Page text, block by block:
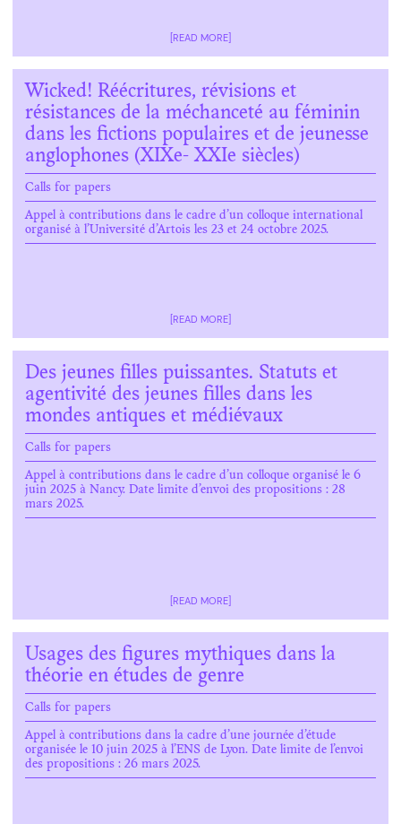
[READ MORE]
Wicked! Réécritures, révisions et
résistances de la méchanceté au féminin
dans les fictions populaires et de jeunesse
anglophones (XIXe- XXIe siècles)
Calls for papers
Appel à contributions dans le cadre d’un colloque international
organisé à l’Université d’Artois les 23 et 24 octobre 2025.
[READ MORE]
Des jeunes filles puissantes. Statuts et
agentivité des jeunes filles dans les
mondes antiques et médiévaux
Calls for papers
Appel à contributions dans le cadre d’un colloque organisé le 6
juin 2025 à Nancy. Date limite d’envoi des propositions : 28
mars 2025.
[READ MORE]
Usages des figures mythiques dans la
théorie en études de genre
Calls for papers
Appel à contributions dans la cadre d’une journée d’étude
organisée le 10 juin 2025 à l’ENS de Lyon. Date limite de l’envoi
des propositions : 26 mars 2025.